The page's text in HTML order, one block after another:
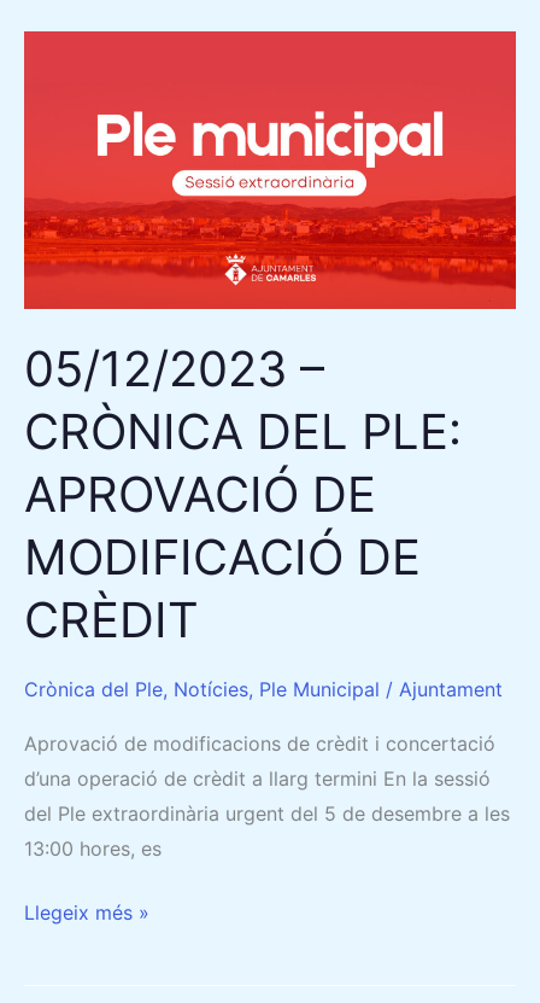
05/12/2023 –
CRÒNICA DEL PLE:
APROVACIÓ DE
MODIFICACIÓ DE
CRÈDIT
Crònica del Ple, Notícies, Ple Municipal / Ajuntament
Aprovació de modificacions de crèdit i concertació
d’una operació de crèdit a llarg termini En la sessió
del Ple extraordinària urgent del 5 de desembre a les
13:00 hores, es
CRÒNICA
APROVACIÓ
DE
CRÈDIT
Llegeix més »